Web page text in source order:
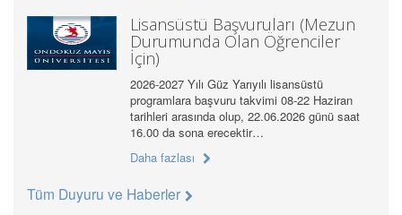
Lisansüstü Başvuruları (Mezun
Durumunda Olan Öğrenciler
İçin)
2026-2027 Yılı Güz Yarıyılı lisansüstü
programlara başvuru takvimi 08-22 Haziran
tarihleri arasında olup, 22.06.2026 günü saat
16.00 da sona erecektir…
Daha fazlası
Tüm Duyuru ve Haberler